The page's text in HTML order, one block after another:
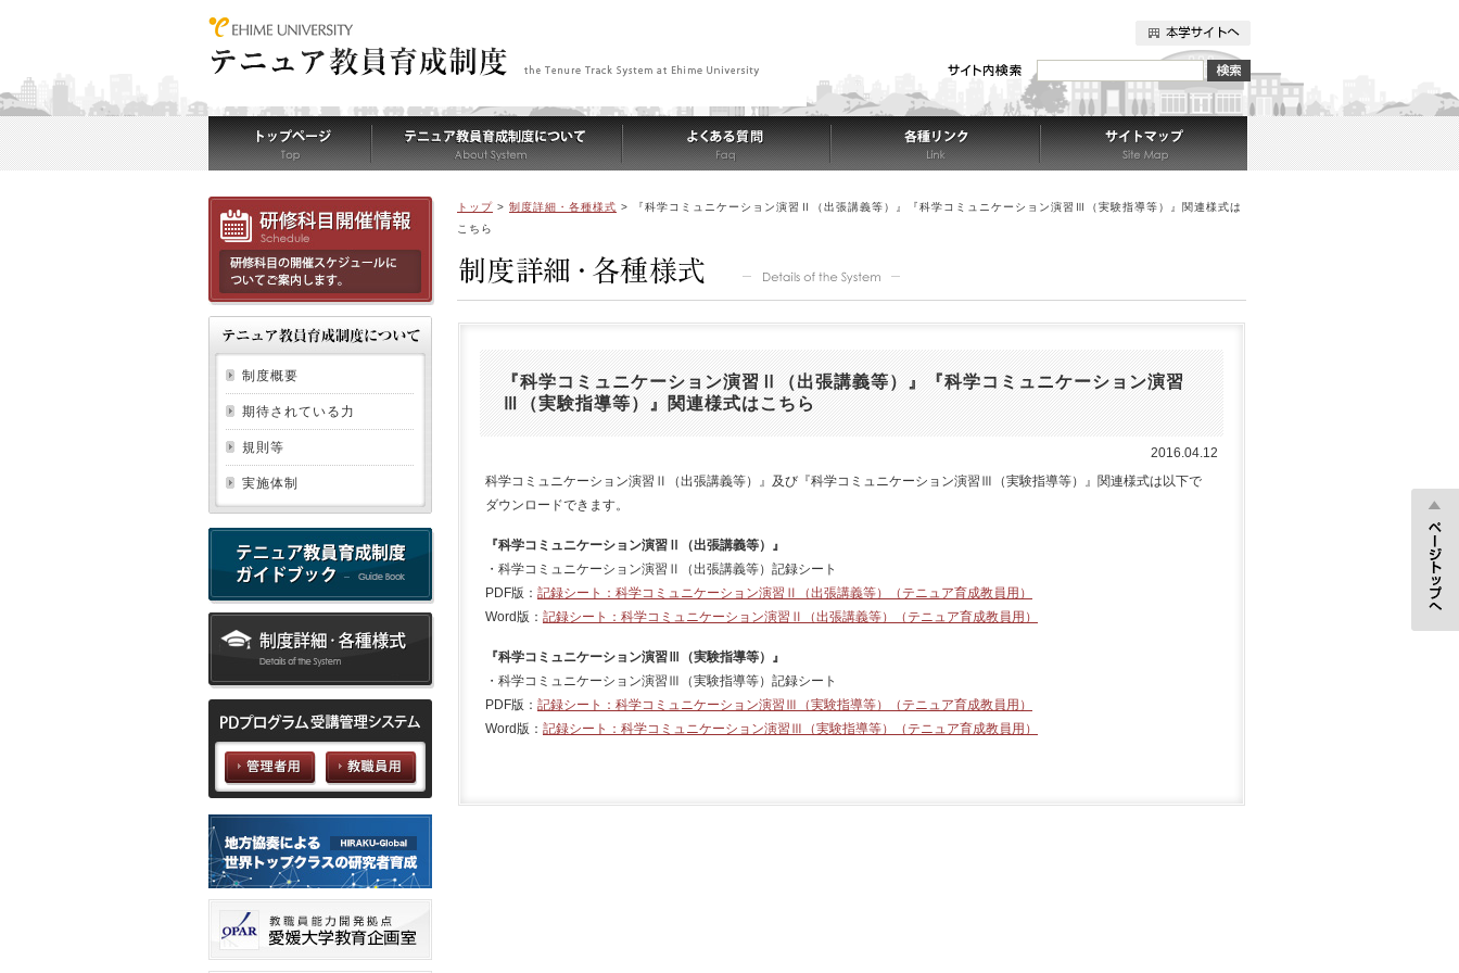
トップ > 制度詳細・各種様式 >
『科学コミュニケーション演習Ⅱ（出張講義等）』『科学コミュニケーション演習Ⅲ（実験指導等）』関連様式は
こちら
『科学コミュニケーション演習Ⅱ（出張講義等）』『科学コミュニケーション演習
Ⅲ（実験指導等）』関連様式はこちら
2016.04.12
科学コミュニケーション演習Ⅱ（出張講義等）』及び『科学コミュニケーション演習Ⅲ（実験指導等）』関連様式は以下で
ダウンロードできます。
『科学コミュニケーション演習Ⅱ（出張講義等）』
・科学コミュニケーション演習Ⅱ（出張講義等）記録シート
PDF版： 記録シート：科学コミュニケーション演習Ⅱ（出張講義等）（テニュア育成教員用）
Word版： 記録シート：科学コミュニケーション演習Ⅱ（出張講義等）（テニュア育成教員用）
『科学コミュニケーション演習Ⅲ（実験指導等）』
・科学コミュニケーション演習Ⅲ（実験指導等）記録シート
PDF版： 記録シート：科学コミュニケーション演習Ⅲ（実験指導等）（テニュア育成教員用）
Word版： 記録シート：科学コミュニケーション演習Ⅲ（実験指導等）（テニュア育成教員用）
制度概要
期待されている力
規則等
実施体制